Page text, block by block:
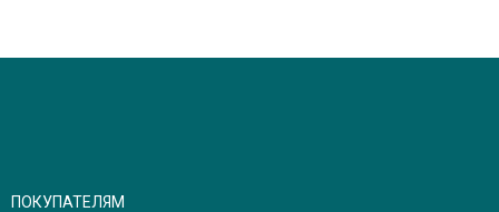
ПОКУПАТЕЛЯМ